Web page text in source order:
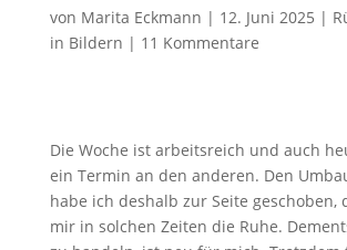
von Marita Eckmann | 12. Juni 2025 |
in Bildern | 11 Kommentare
Die Woche ist arbeitsreich und auch
ein Termin an den anderen. Den
habe ich deshalb zur Seite geschoben,
mir in solchen Zeiten die Ruhe.